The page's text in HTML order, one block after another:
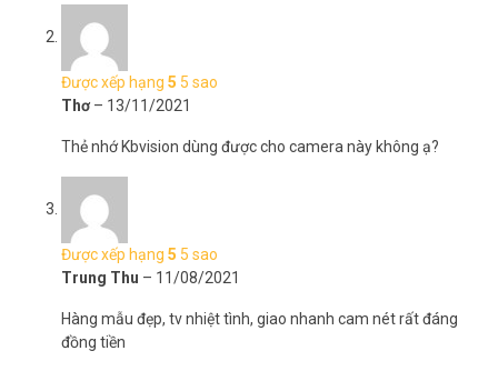
Nhiều tùy chọn cài đặt
Được xếp hạng 5 5 sao
Thơ– 13/11/2021
Thẻ nhớ Kbvision dùng được cho camera này không ạ?
Được xếp hạng 5 5 sao
Trung Thu – 11/08/2021
Hàng mẫu đẹp, tv nhiệt tình, giao nhanh cam nét rất đáng
đồng tiền